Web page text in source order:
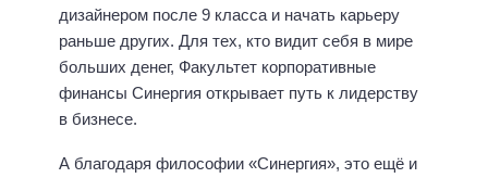
дизайнером после 9 класса и начать карьеру
раньше других. Для тех, кто видит себя в мире
больших денег, Факультет корпоративные
финансы Синергия открывает путь к лидерству
в бизнесе.
А благодаря философии «Синергия», это ещё и